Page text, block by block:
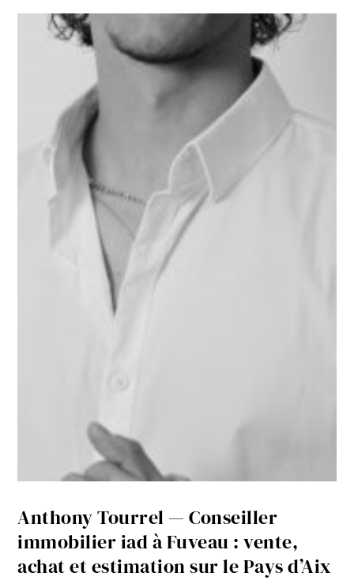
Anthony Tourrel — Conseiller
immobilier iad à Fuveau : vente,
achat et estimation sur le Pays d’Aix